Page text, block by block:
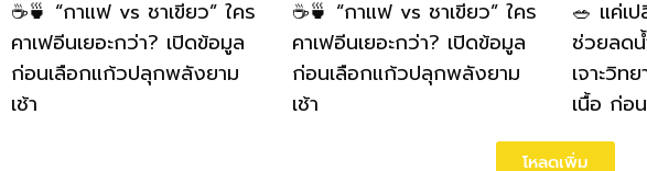
☕🍵 “กาแฟ vs ชาเขียว” ใคร
คาเฟอีนเยอะกว่า? เปิดข้อมูล
ก่อนเลือกแก้วปลุกพลังยาม
เช้า
☕🍵 “กาแฟ vs ชาเขียว” ใคร
คาเฟอีนเยอะกว่า? เปิดข้อมูล
ก่อนเลือกแก้วปลุกพลังยาม
เช้า
🥗 แค่เ
ช่วยลด
เจาะวิท
เนื้อ ก่อ
โหลดเพิ่ม